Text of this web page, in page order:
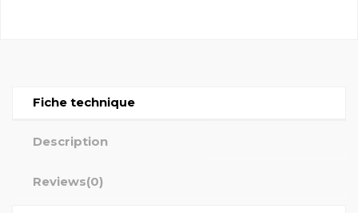
Fiche technique
Description
Reviews(0)